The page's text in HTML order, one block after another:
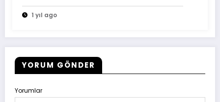
1 yıl ago
YORUM GÖNDER
Yorumlar